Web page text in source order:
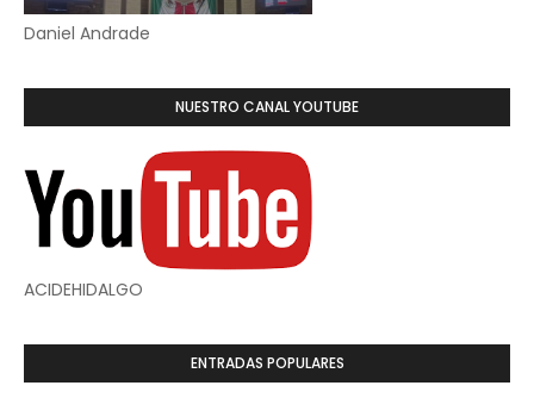
Daniel Andrade
NUESTRO CANAL YOUTUBE
ACIDEHIDALGO
ENTRADAS POPULARES